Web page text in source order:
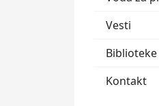
Vesti
Biblioteke
Kontakt